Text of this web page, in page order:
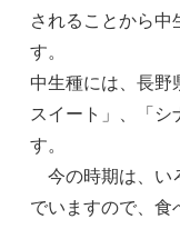
されることから
す。
中生種には、長野
スイート」、「シ
す。
今の時期は、い
でいますので、食